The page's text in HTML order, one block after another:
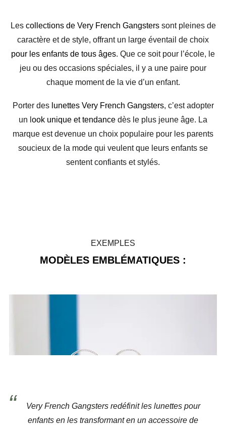
Les collections de Very French Gangsterssont pleines de
caractère et de style, offrant un large éventail de choix
pour les enfants de tous âges. Que ce soit pour l’école, le
jeu ou des occasions spéciales, il y a une paire pour
chaque moment de la vie d’un enfant.
Porter des lunettes Very French Gangsters, c’est adopter
un l ook unique et tendance dès le plus jeune âge. La
marque est devenue un choix populaire pour les parents
soucieux de la mode qui veulent que leurs enfants se
sentent confiants et stylés.
MODÈLES EMBLÉMATIQUES :
EXEMPLES
Very French Gangsters redéfinit les lunettes pour
enfants en les transformant en un accessoire de